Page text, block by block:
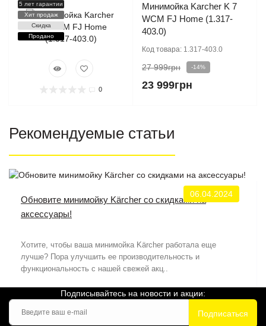
5 лет гарантии
Хит продаж
Скидка
Продано
0
Минимойка Karcher K 7
WCM FJ Home (1.317-
403.0)
Код товара: 1.317-403.0
27 999грн -14%
23 999грн
Рекомендуемые статьи
06.04.2024
Обновите минимойку Kärcher со скидками на
аксессуары!
Хотите, чтобы ваша минимойка Kärcher работала еще
лучше? Пора улучшить ее производительность и
функциональность с нашей свежей акц..
Подписывайтесь на новости и акции:
Подписаться